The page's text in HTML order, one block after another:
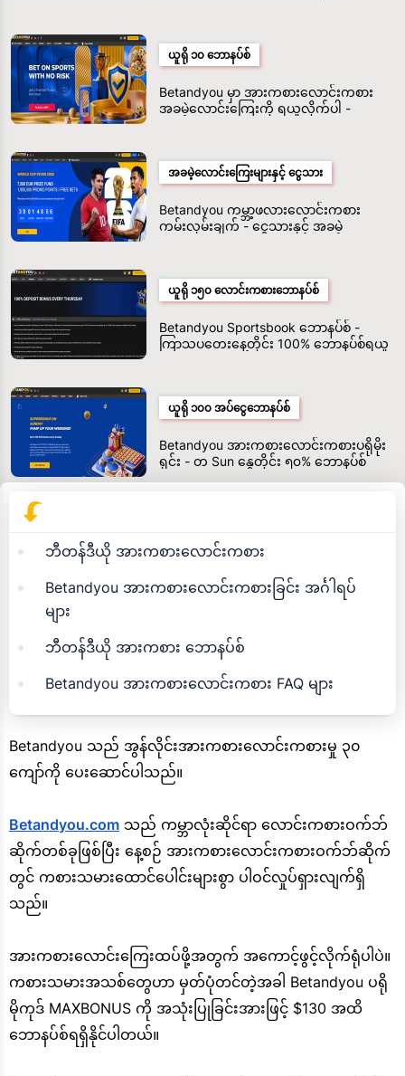
ယူရို ၁၀ ဘောနပ်စ်
Betandyou မှာ အားကစားလောင်းကစား
အခမဲ့လောင်းကြေးကို ရယူလိုက်ပါ -
အခမဲ့လောင်းကြေးများနှင့် ငွေသား
Betandyou ကမ္ဘာ့ဖလားလောင်းကစား
ကမ်းလှမ်းချက် - ငွေသားနှင့် အခမဲ့
ယူရို ၁၅၀ လောင်းကစားဘောနပ်စ်
Betandyou Sportsbook ဘောနပ်စ် -
ကြာသပတေးနေ့တိုင်း 100% ဘောနပ်စ်ရယူ
ယူရို ၁၀၀ အပ်ငွေဘောနပ်စ်
Betandyou အားကစားလောင်းကစားပရိုမိုး
ရှင်း - တ Sun နွေတိုင်း ၅၀% ဘောနပ်စ်
ဘီတန်ဒီယို အားကစားလောင်းကစား
Betandyou အားကစားလောင်းကစားခြင်း အင်္ဂါရပ်
များ
ဘီတန်ဒီယို အားကစား ဘောနပ်စ်
Betandyou အားကစားလောင်းကစား FAQ များ
Betandyou သည် အွန်လိုင်းအားကစားလောင်းကစားမှု ၃၀
ကျော်ကို ပေးဆောင်ပါသည်။
Betandyou.com သည် ကမ္ဘာလုံးဆိုင်ရာ လောင်းကစားဝက်ဘ်
ဆိုက်တစ်ခုဖြစ်ပြီး နေ့စဉ် အားကစားလောင်းကစားဝက်ဘ်ဆိုက်
တွင် ကစားသမားထောင်ပေါင်းများစွာ ပါဝင်လှုပ်ရှားလျက်ရှိ
သည်။
အားကစားလောင်းကြေးထပ်ဖို့အတွက် အကောင့်ဖွင့်လိုက်ရုံပါပဲ။
ကစားသမားအသစ်တွေဟာ မှတ်ပုံတင်တဲ့အခါ Betandyou ပရို
မိုကုဒ် MAXBONUS ကို အသုံးပြုခြင်းအားဖြင့် $130 အထိ
ဘောနပ်စ်ရရှိနိုင်ပါတယ်။